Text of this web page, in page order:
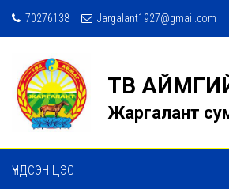
70276138 Jargalant1927@gmail.com
ТӨВ
Жаргалант
ҮНДСЭН ЦЭС